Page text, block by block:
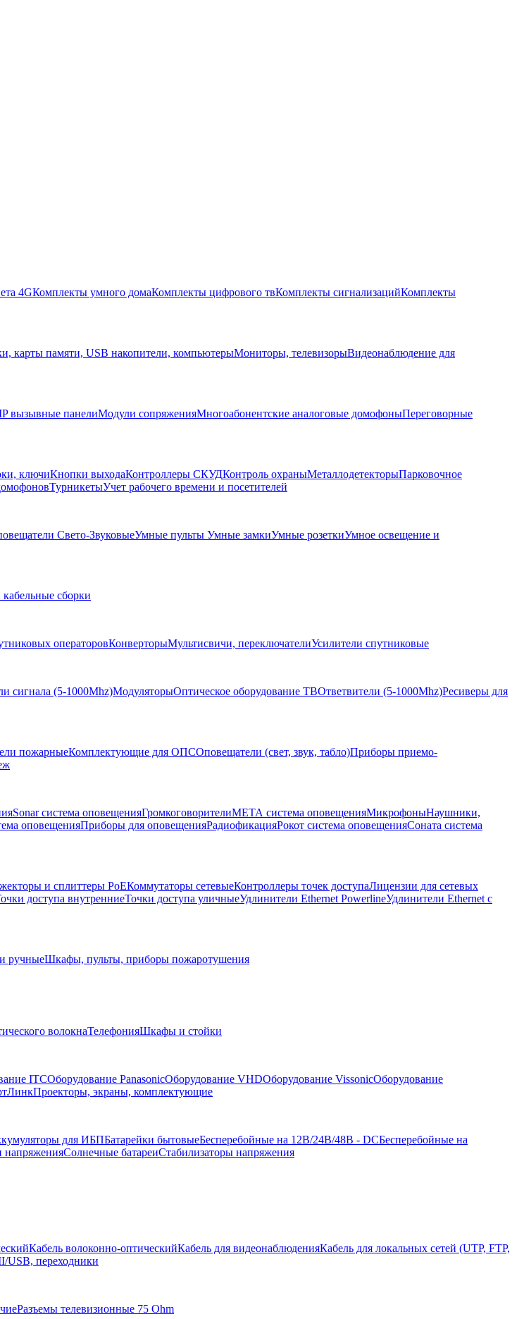
4GКомплекты умного домаКомплекты цифрового твКомплекты сигнализацийКомплекты
карты памяти, USB накопители, компьютерыМониторы, телевизорыВидеонаблюдение для
вызывные панелиМодули сопряженияМногоабонентские аналоговые домофоныПереговорные
ключиКнопки выходаКонтроллеры СКУДКонтроль охраныМеталлодетекторыПарковочное
ТурникетыУчет рабочего времени и посетителей
Свето-ЗвуковыеУмные пульты Умные замкиУмные розеткиУмное освещение и
сборки
операторовКонверторыМультисвичи, переключателиУсилители спутниковые
сигнала (5-1000Mhz)МодуляторыОптическое оборудование ТВОтветвители (5-1000Mhz)Ресиверы для
пожарныеКомплектующие для ОПСОповещатели (свет, звук, табло)Приборы приемо-
Sonar система оповещенияГромкоговорителиМЕТА система оповещенияМикрофоныНаушники,
оповещенияПриборы для оповещенияРадиофикацияРокот система оповещенияСоната система
и сплиттеры РоЕКоммутаторы сетевыеКонтроллеры точек доступаЛицензии для сетевых
доступа внутренниеТочки доступа уличныеУдлинители Ethernet PowerlineУдлинители Ethernet с
ручныеШкафы, пульты, приборы пожаротушения
волокнаТелефонияШкафы и стойки
ITCОборудование PanasonicОборудование VHDОборудование VissonicОборудование
Проекторы, экраны, комплектующие
для ИБПБатарейки бытовыеБесперебойные на 12В/24В/48В - DCБесперебойные на
напряженияСолнечные батареиСтабилизаторы напряжения
Кабель волоконно-оптическийКабель для видеонаблюденияКабель для локальных сетей (UTP, FTP,
переходники
Разъемы телевизионные 75 Ohm